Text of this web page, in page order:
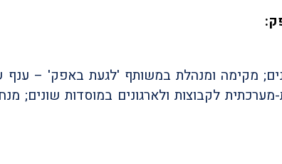
מקימה ומנהלת במשותף 'לגעת באפק' –
לקבוצות ולארגונים במוסדות שונים;